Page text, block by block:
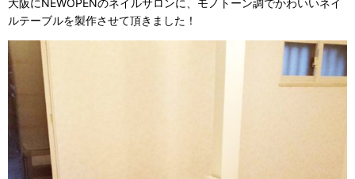
大阪にNEWOPENのネイルサロンに、モノトーン調でかわいいネイ
ルテーブルを製作させて頂きました！